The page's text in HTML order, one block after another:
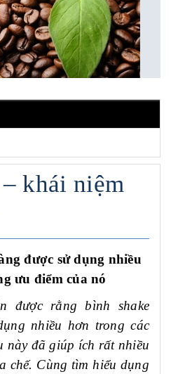
khái niệm
được sử dụng nhiều
ưu điểm của nó
được rằng bình shake
nhiều hơn trong các
này đã giúp ích rất nhiều
chế. Cùng tìm hiểu dụng